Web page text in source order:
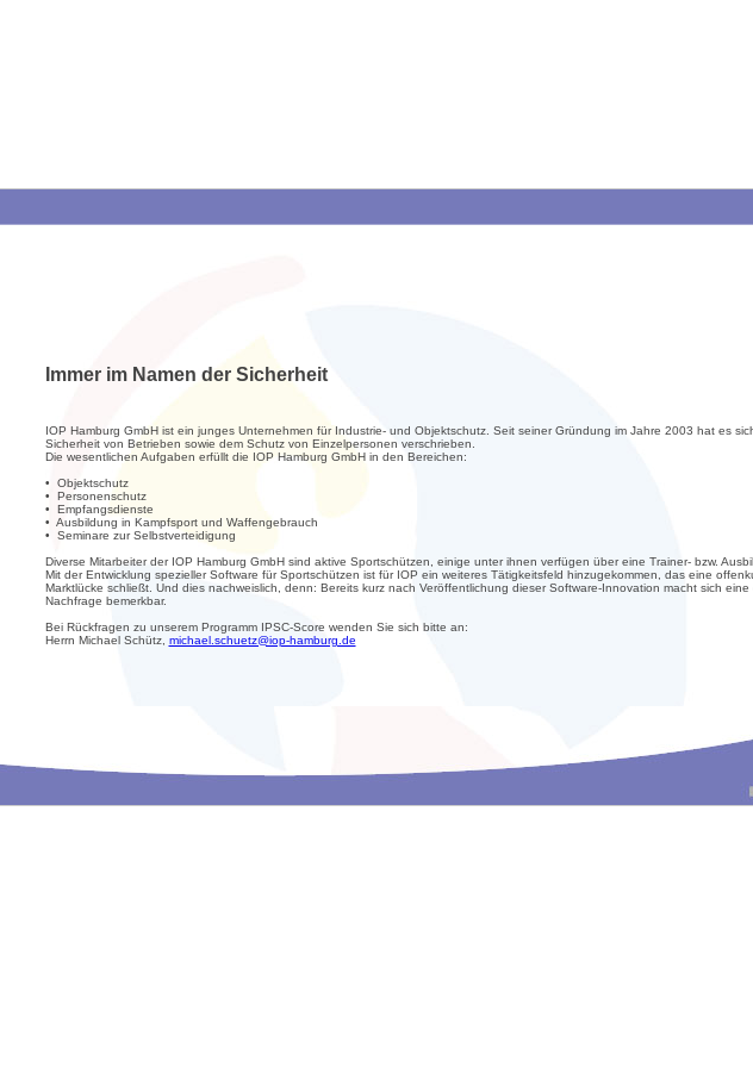
Immer im Namen der Sicherheit
IOP Hamburg GmbH ist ein junges Unternehmen für Industrie- und Objektschutz. Seit seiner Gründung im Jahre 2003 hat es
Sicherheit von Betrieben sowie dem Schutz von Einzelpersonen verschrieben.
Die wesentlichen Aufgaben erfüllt die IOP Hamburg GmbH in den Bereichen:
• Objektschutz
• Personenschutz
• Empfangsdienste
• Ausbildung in Kampfsport und Waffengebrauch
• Seminare zur Selbstverteidigung
Diverse Mitarbeiter der IOP Hamburg GmbH sind aktive Sportschützen, einige unter ihnen verfügen über eine Trainer- bzw.
Mit der Entwicklung spezieller Software für Sportschützen ist für IOP ein weiteres Tätigkeitsfeld hinzugekommen, das eine
Marktlücke schließt. Und dies nachweislich, denn: Bereits kurz nach Veröffentlichung dieser Software-Innovation macht sich eine
Nachfrage bemerkbar.
Bei Rückfragen zu unserem Programm IPSC-Score wenden Sie sich bitte an:
Herrn Michael Schütz, michael.schuetz@iop-hamburg.de